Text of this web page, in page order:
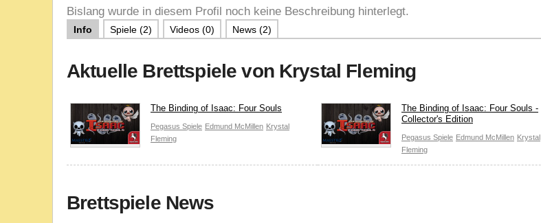
Bislang wurde in diesem Profil noch keine Beschreibung hinterlegt.
Info Spiele (2) Videos (0) News (2)
Aktuelle Brettspiele von Krystal Fleming
The Binding of Isaac: Four Souls
Pegasus Spiele Edmund McMillen Krystal
Fleming
The Binding of Isaac: Four Souls -
Collector's Edition
Pegasus Spiele Edmund McMillen Krystal
Fleming
Brettspiele News